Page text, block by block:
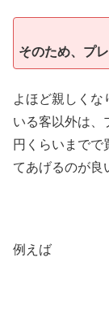
そのため、プ
よほど親しくな
いる客以外は、
円くらいまでで
てあげるのが良
例えば